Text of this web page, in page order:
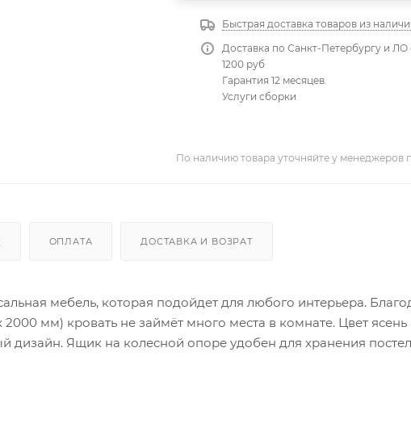
Быстрая доставка товаров из
Доставка по Санкт-Петербургу и ЛО
1200 руб
Гарантия 12 месяцев.
Услуги сборки
По наличию товара уточняйте у менеджеров
ОПЛАТА ДОСТАВКА И ВОЗРАТ
мебель, которая подойдет для любого интерьера.
мм) кровать не займёт много места в комнате. Цвет ясень
дизайн. Ящик на колесной опоре удобен для хранения